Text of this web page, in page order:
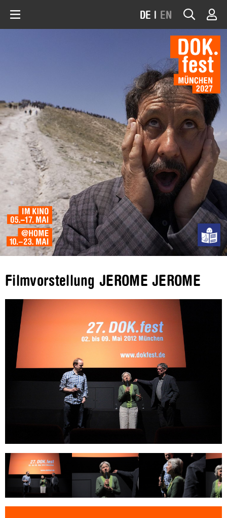
DE | EN
Filmvorstellung JEROME JEROME